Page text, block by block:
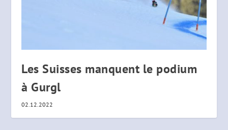
Les Suisses manquent le podium
à Gurgl
02.12.2022